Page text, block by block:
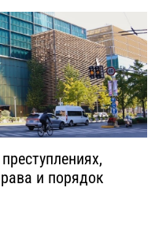
и порядок